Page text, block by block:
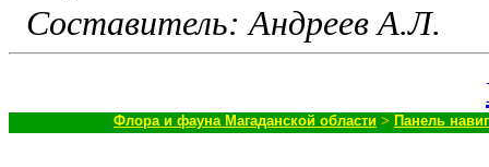
Составитель: Андреев А.Л.
Флора и фауна Магаданской области > Панель